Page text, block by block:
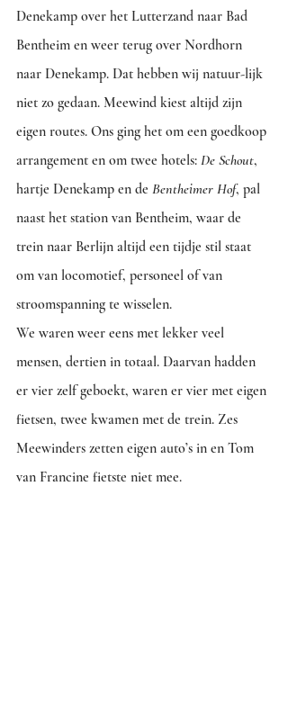
Denekamp over het Lutterzand naar Bad
Bentheim en weer terug over Nordhorn
naar Denekamp. Dat hebben wij natuur-lijk
niet zo gedaan. Meewind kiest altijd zijn
eigen routes. Ons ging het om een goedkoop
arrangement en om twee hotels: De Schout,
hartje Denekamp en de Bentheimer Hof, pal
naast het station van Bentheim, waar de
trein naar Berlijn altijd een tijdje stil staat
om van locomotief, personeel of van
stroomspanning te wisselen.
We waren weer eens met lekker veel
mensen, dertien in totaal. Daarvan hadden
er vier zelf geboekt, waren er vier met eigen
fietsen, twee kwamen met de trein. Zes
Meewinders zetten eigen auto’s in en Tom
van Francine fietste niet mee.